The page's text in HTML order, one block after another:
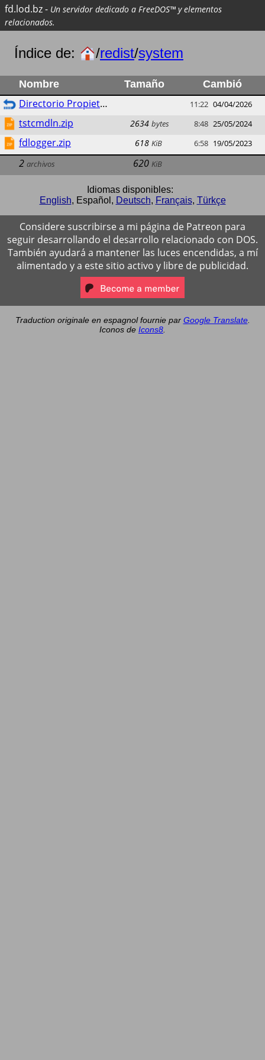
fd.lod.bz- Un servidor dedicado a FreeDOS™ y elementos
relacionados.
Índice de: /redist/system
Nombre Tamaño Cambió
Directorio Propietario 11:22 04/04/2026
tstcmdln.zip 2634 bytes 8:48 25/05/2024
fdlogger.zip 618 KiB 6:58 19/05/2023
2 archivos 620 KiB
Idiomas disponibles:
English, Español , Deutsch, Français, Türkçe
Considere suscribirse a mi página de Patreon para
seguir desarrollando el desarrollo relacionado con DOS.
También ayudará a mantener las luces encendidas, a mí
alimentado y a este sitio activo y libre de publicidad.
Traduction originale en espagnol fournie par Google Translate.
Iconos de Icons8